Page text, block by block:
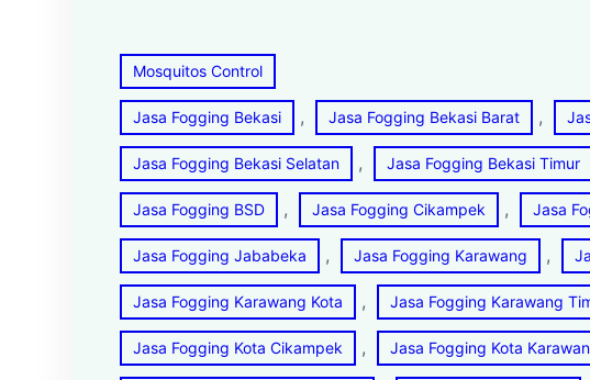
Mosquitos Control
Jasa Fogging Bekasi , Jasa Fogging Bekasi Barat ,
Jasa Fogging Bekasi Selatan , Jasa Fogging Bekasi Timur
Jasa Fogging BSD , Jasa Fogging Cikampek , Jasa
Jasa Fogging Jababeka , Jasa Fogging Karawang ,
Jasa Fogging Karawang Kota , Jasa Fogging Karawang
Jasa Fogging Kota Cikampek , Jasa Fogging Kota